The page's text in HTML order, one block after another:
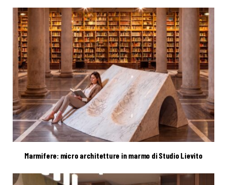
Marmifere: micro architetture in marmo di Studio Lievito